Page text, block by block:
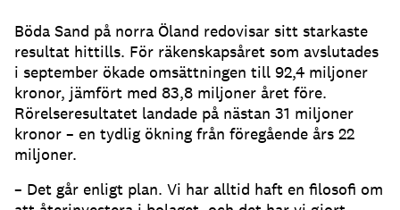
Böda Sand på norra Öland redovisar sitt starkaste
resultat hittills. För räkenskapsåret som avslutades
i september ökade omsättningen till 92,4 miljoner
kronor, jämfört med 83,8 miljoner året före.
Rörelseresultatet landade på nästan 31 miljoner
kronor – en tydlig ökning från föregående års 22
miljoner.
– Det går enligt plan. Vi har alltid haft en filosofi om